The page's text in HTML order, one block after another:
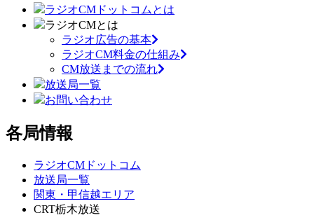
ラジオCMドットコムとは
ラジオCMとは
ラジオ広告の基本
ラジオCM料金の仕組み
CM放送までの流れ
放送局一覧
お問い合わせ
各局情報
ラジオCMドットコム
放送局一覧
関東・甲信越エリア
CRT栃木放送